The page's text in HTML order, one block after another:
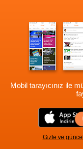
Mobil tarayıcınız ile
Gizle ve